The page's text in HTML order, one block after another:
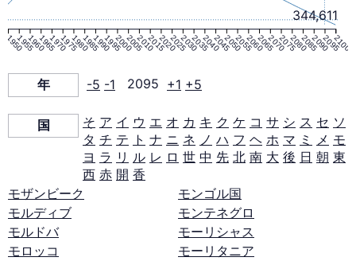
ラ
ミ
ッ
2095
年
1950195519601965197019751980198519901995200020052010201520202025203020352040204520502055206020652070207520802085209020952100
344,611
年 -5 -1 2095 +1 +5
国 そ ア イ ウ エ オ カ キ ク ケ コ サ シ ス セ ソ
タ チ テ ト ナ ニ ネ ノ ハ フ ヘ ホ マ ミ メ モ
ヨ ラ リ ル レ ロ 世 中 先 北 南 大 後 日 朝 東
西 赤 開 香
モザンビーク
モルディブ
モルドバ
モロッコ
モンゴル国
モンテネグロ
モーリシャス
モーリタニア